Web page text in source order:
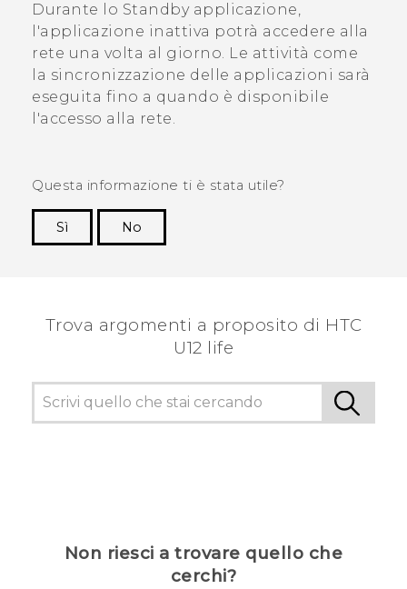
Durante lo Standby applicazione,
l'applicazione inattiva potrà accedere alla
rete una volta al giorno. Le attività come
la sincronizzazione delle applicazioni sarà
eseguita fino a quando è disponibile
l'accesso alla rete.
Questa informazione ti è stata utile?
Sì
No
Trova argomenti a proposito di HTC
U12 life
Non riesci a trovare quello che
cerchi?